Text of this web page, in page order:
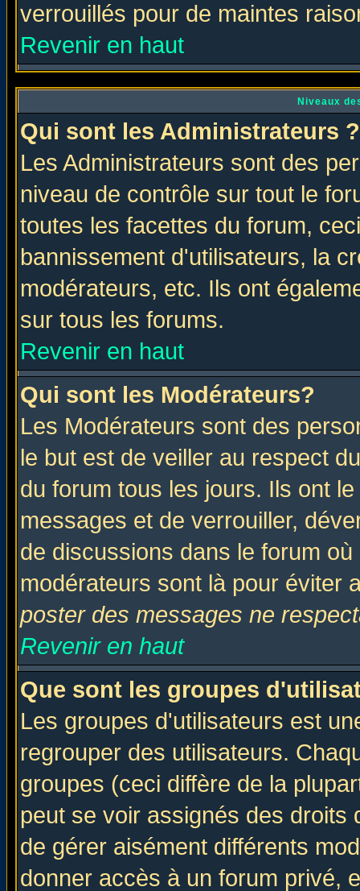
verrouillés pour de maintes
Revenir en haut
Niveaux
Qui sont les Administrateurs ?
Les Administrateurs sont des
niveau de contrôle sur tout le
toutes les facettes du forum,
bannissement d'utilisateurs, la
modérateurs, etc. Ils ont
sur tous les forums.
Revenir en haut
Qui sont les Modérateurs?
Les Modérateurs sont des
le but est de veiller au respect
du forum tous les jours. Ils ont
messages et de verrouiller,
de discussions dans le forum
modérateurs sont là pour éviter
poster des messages ne
Revenir en haut
Que sont les groupes
Les groupes d'utilisateurs est
regrouper des utilisateurs.
groupes (ceci diffère de la
peut se voir assignés des
de gérer aisément différents
donner accès à un forum privé,